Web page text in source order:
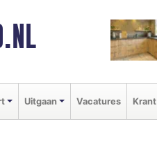
Uitgaan Vacatures Krant